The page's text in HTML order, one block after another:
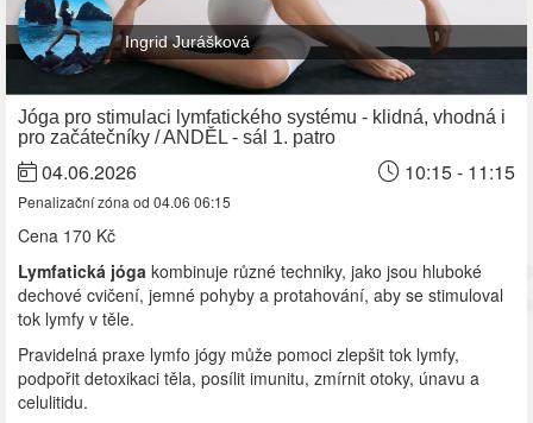
Ingrid Jurášková
Jóga pro stimulaci lymfatického systému - klidná, vhodná i
pro začátečníky / ANDĚL - sál 1. patro
04.06.2026 10:15 - 11:15
Penalizační zóna od 04.06 06:15
Cena 170 Kč
Lymfatická jóga kombinuje různé techniky, jako jsou hluboké
dechové cvičení, jemné pohyby a protahování, aby se stimuloval
tok lymfy v těle.
Pravidelná praxe lymfo jógy může pomoci zlepšit tok lymfy,
podpořit detoxikaci těla, posílit imunitu, zmírnit otoky, únavu a
celulitidu.